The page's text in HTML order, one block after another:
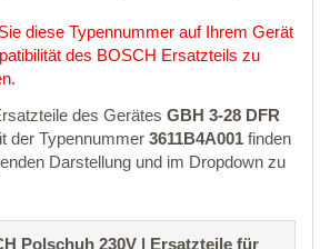
diese Typennummer auf Ihrem Gerät
des BOSCH Ersatzteils zu
des Gerätes GBH 3-28 DFR
der Typennummer 3611B4A001 finden
Darstellung und im Dropdown zu
Polschuh 230V | Ersatzteile für